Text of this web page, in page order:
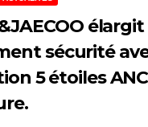
sécurité
5 étoiles